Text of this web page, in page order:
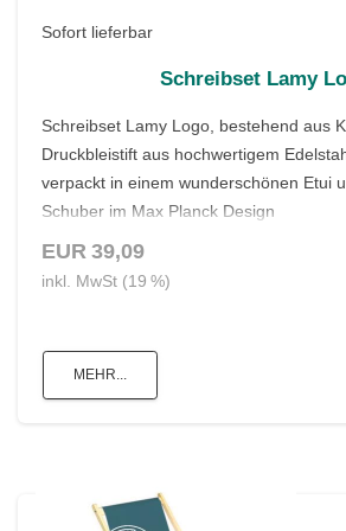
Sofort lieferbar
Schreibset Lamy
Schreibset Lamy Logo, bestehend aus
Druckbleistift aus hochwertigem
verpackt in einem wunderschönen Etui
Schuber im Max Planck Design
EUR 39,09
inkl. MwSt (19 %)
MEHR...